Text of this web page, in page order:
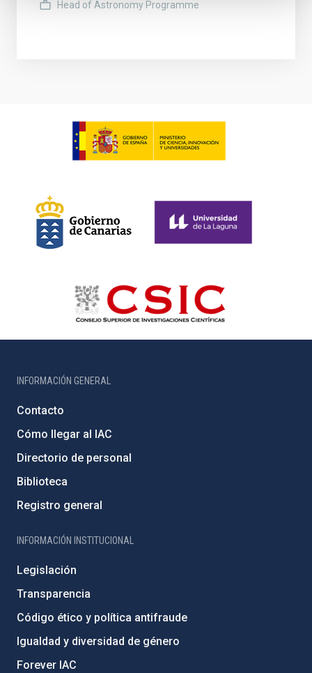
Head of Astronomy Programme
INFORMACIÓN GENERAL
Contacto
Cómo llegar al IAC
Directorio de personal
Biblioteca
Registro general
INFORMACIÓN INSTITUCIONAL
Legislación
Transparencia
Código ético y política antifraude
Igualdad y diversidad de género
Forever IAC